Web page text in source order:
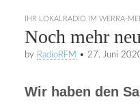
IHR LOKALRADIO IM WERRA-
Noch mehr
by RadioRFM • 27. Juni
Wir haben den